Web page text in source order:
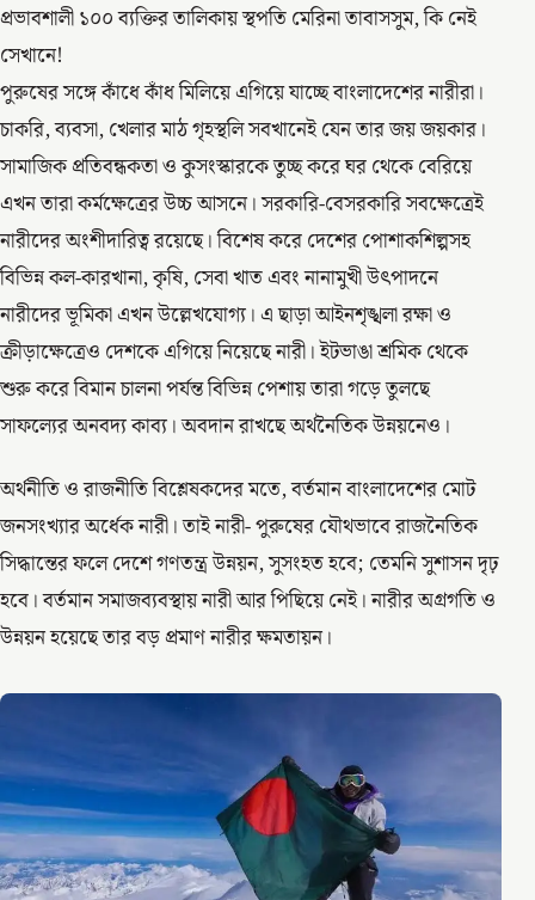
প্রভাবশালী ১০০ ব্যক্তির তালিকায় স্থপতি মেরিনা তাবাসসুম, কি নেই
সেখানে!
পুরুষের সঙ্গে কাঁধে কাঁধ মিলিয়ে এগিয়ে যাচ্ছে বাংলাদেশের নারীরা।
চাকরি, ব্যবসা, খেলার মাঠ গৃহস্থলি সবখানেই যেন তার জয় জয়কার।
সামাজিক প্রতিবন্ধকতা ও কুসংস্কারকে তুচ্ছ করে ঘর থেকে বেরিয়ে
এখন তারা কর্মক্ষেত্রের উচ্চ আসনে। সরকারি-বেসরকারি সবক্ষেত্রেই
নারীদের অংশীদারিত্ব রয়েছে। বিশেষ করে দেশের পোশাকশিল্পসহ
বিভিন্ন কল-কারখানা, কৃষি, সেবা খাত এবং নানামুখী উৎপাদনে
নারীদের ভূমিকা এখন উল্লেখযোগ্য। এ ছাড়া আইনশৃঙ্খলা রক্ষা ও
ক্রীড়াক্ষেত্রেও দেশকে এগিয়ে নিয়েছে নারী। ইটভাঙা শ্রমিক থেকে
শুরু করে বিমান চালনা পর্যন্ত বিভিন্ন পেশায় তারা গড়ে তুলছে
সাফল্যের অনবদ্য কাব্য। অবদান রাখছে অর্থনৈতিক উন্নয়নেও।
অর্থনীতি ও রাজনীতি বিশ্লেষকদের মতে, বর্তমান বাংলাদেশের মোট
জনসংখ্যার অর্ধেক নারী। তাই নারী- পুরুষের যৌথভাবে রাজনৈতিক
সিদ্ধান্তের ফলে দেশে গণতন্ত্র উন্নয়ন, সুসংহত হবে; তেমনি সুশাসন দৃঢ়
হবে। বর্তমান সমাজব্যবস্থায় নারী আর পিছিয়ে নেই। নারীর অগ্রগতি ও
উন্নয়ন হয়েছে তার বড় প্রমাণ নারীর ক্ষমতায়ন।